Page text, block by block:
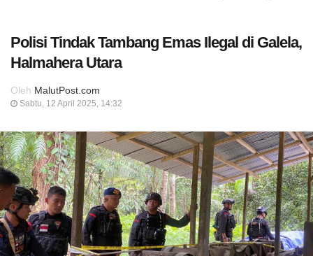
Polisi Tindak Tambang Emas Ilegal di Galela,
Halmahera Utara
Oleh MalutPost.com
Sabtu, 12 April 2025, 14:32